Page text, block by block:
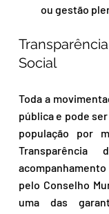
ou gestão
Social
Toda a
pública e pode
população por
Transparência
pelo Conselho
uma das